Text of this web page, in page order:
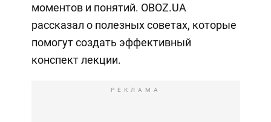
моментов и понятий. OBOZ.UA
рассказал о полезных советах, которые
помогут создать эффективный
конспект лекции.
РЕКЛАМА